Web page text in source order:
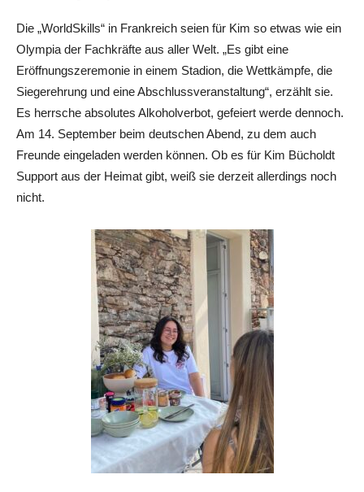
Die „WorldSkills“ in Frankreich seien für Kim so etwas wie ein
Olympia der Fachkräfte aus aller Welt. „Es gibt eine
Eröffnungszeremonie in einem Stadion, die Wettkämpfe, die
Siegerehrung und eine Abschlussveranstaltung“, erzählt sie.
Es herrsche absolutes Alkoholverbot, gefeiert werde dennoch.
Am 14. September beim deutschen Abend, zu dem auch
Freunde eingeladen werden können. Ob es für Kim Bücholdt
Support aus der Heimat gibt, weiß sie derzeit allerdings noch
nicht.